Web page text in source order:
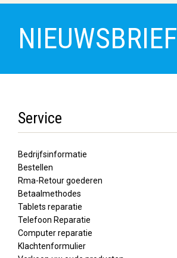
NIEUWSBRIEF
Service
Bedrijfsinformatie
Bestellen
Rma-Retour goederen
Betaalmethodes
Tablets reparatie
Telefoon Reparatie
Computer reparatie
Klachtenformulier